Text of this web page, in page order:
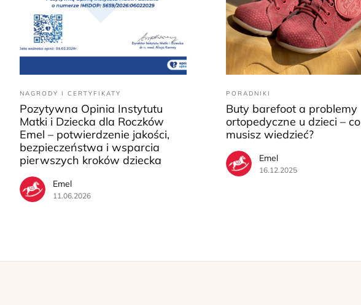
NAGRODY I CERTYFIKATY
Pozytywna Opinia Instytutu
Matki i Dziecka dla Roczków
Emel – potwierdzenie jakości,
bezpieczeństwa i wsparcia
pierwszych kroków dziecka
Emel
11.06.2026
PORADNIKI
Buty barefoot a problemy
ortopedyczne u dzieci – co
musisz wiedzieć?
Emel
16.12.2025